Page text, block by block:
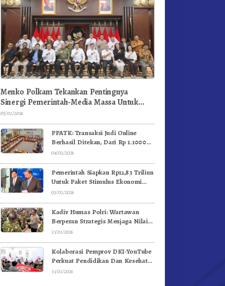
Menko Polkam Tekankan Pentingnya
Sinergi Pemerintah-Media Massa Untuk
Jaga Stabilitas Bangsa
05/02/2026
PPATK: Transaksi Judi Online
Berhasil Ditekan, Dari Rp 1.1000
Triliun Menjadi Rp 268 Triliun
04/02/2026
Pemerintah Siapkan Rp12,83 Triliun
Untuk Paket Stimulus Ekonomi
Kuartal I-2026
03/02/2026
Kadiv Humas Polri: Wartawan
Berperan Strategis Menjaga Nilai
Kebangsaan, Demokrasi, dan NKRI
31/01/2026
Kolaborasi Pemprov DKI-YouTube
Perkuat Pendidikan Dan Kesehatan
Mental
31/01/2026